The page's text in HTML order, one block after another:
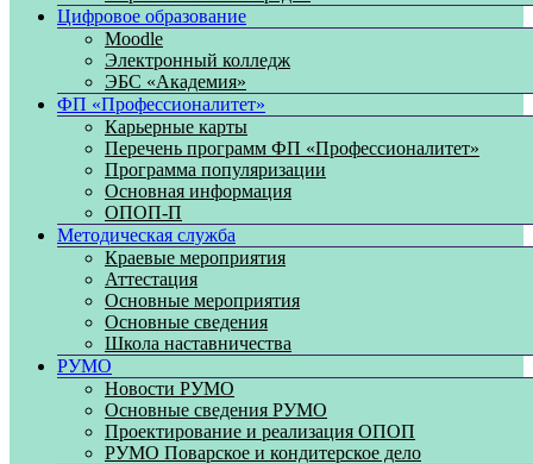
Цифровое образование
Moodle
Электронный колледж
ЭБС «Академия»
ФП «Профессионалитет»
Карьерные карты
Перечень программ ФП «Профессионалитет»
Программа популяризации
Основная информация
ОПОП-П
Методическая служба
Краевые мероприятия
Аттестация
Основные мероприятия
Основные сведения
Школа наставничества
РУМО
Новости РУМО
Основные сведения РУМО
Проектирование и реализация ОПОП
РУМО Поварское и кондитерское дело